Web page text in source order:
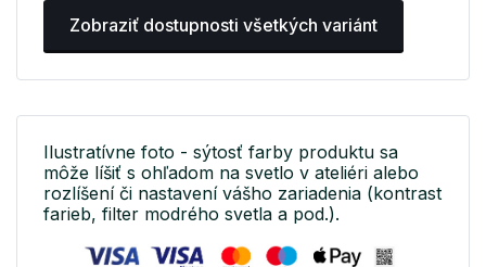
Zobraziť dostupnosti všetkých variánt
Ilustratívne foto - sýtosť farby produktu sa
môže líšiť s ohľadom na svetlo v ateliéri alebo
rozlíšení či nastavení vášho zariadenia (kontrast
farieb, filter modrého svetla a pod.).